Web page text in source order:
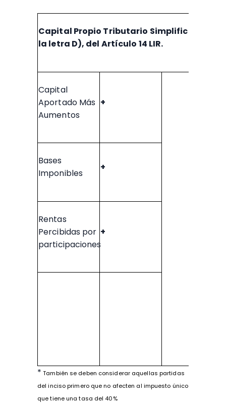
Capital Propio Tributario Simplificado,
la letra D), del Artículo 14 LIR.
Capital
Aportado Más
Aumentos
+
Bases
Imponibles
+
Rentas
Percibidas por
participaciones
+
* También se deben considerar aquellas partidas
del inciso primero que no afecten al impuesto único
que tiene una tasa del 40%